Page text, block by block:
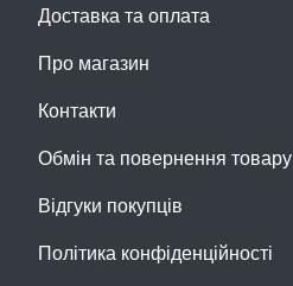
Доставка та оплата
Про магазин
Контакти
Обмін та повернення товару
Відгуки покупців
Політика конфіденційності